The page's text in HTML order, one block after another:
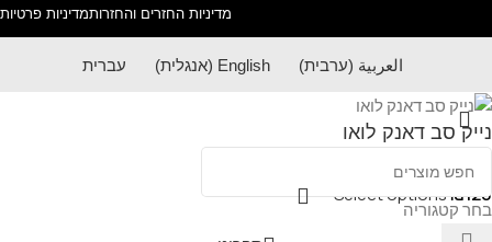
מדיניות החזרים והחזרותמדיניות פרטיות
العربية (ערבית)
English
(אנגלית) עברית
בחר קטגוריה
נייק סב דאנק לואו
₪120
Select options